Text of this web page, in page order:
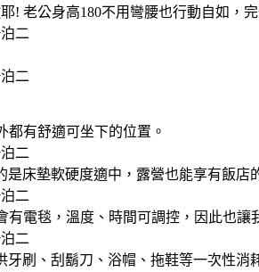
! 老公身高180不用彎腰也行動自如，
都有舒適可坐下的位置。
床墊軟硬度適中，露營也能享有飯店
電毯，溫度、時間可調控，因此也讓
刷、刮鬍刀、浴帽、拖鞋等一次性消